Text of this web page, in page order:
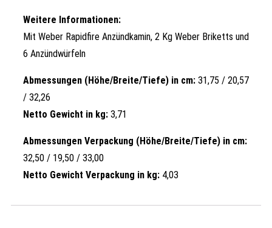
Weitere Informationen:
Mit Weber Rapidfire Anzündkamin, 2 Kg Weber Briketts und
6 Anzündwürfeln
Abmessungen (Höhe/Breite/Tiefe) in cm: 31,75 / 20,57
/ 32,26
Netto Gewicht in kg: 3,71
Abmessungen Verpackung (Höhe/Breite/Tiefe) in cm:
32,50 / 19,50 / 33,00
Netto Gewicht Verpackung in kg: 4,03